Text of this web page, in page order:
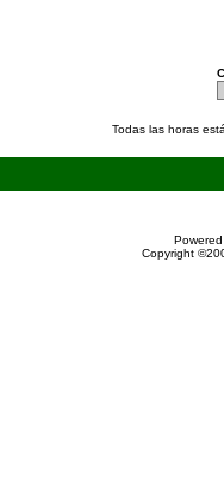
Todas las horas
Copyright